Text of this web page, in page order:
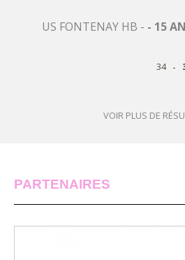
US FONTENAY HB - - 15
34 -
VOIR PLUS DE
PARTENAIRES